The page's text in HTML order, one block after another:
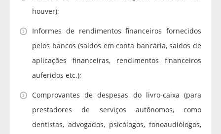
houver);
Informes de rendimentos financeiros fornecidos
pelos bancos (saldos em conta bancária, saldos de
aplicações financeiras, rendimentos financeiros
auferidos etc.);
Comprovantes de despesas do livro-caixa (para
prestadores de serviços autônomos, como
dentistas, advogados, psicólogos, fonoaudiólogos,